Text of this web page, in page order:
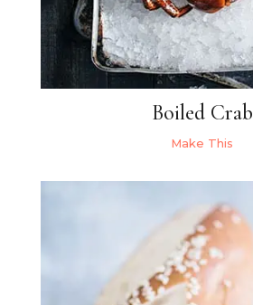
Boiled Crab
Make This